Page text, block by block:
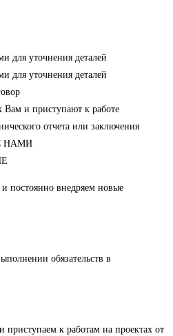
для уточнения деталей
для уточнения деталей
и приступают к работе
отчета или заключения
НАМИ
постоянно внедряем новые
обязательств в
приступаем к работам на проектах от